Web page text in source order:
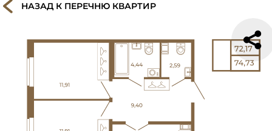
НАЗАД К ПЕРЕЧНЮ КВАРТИР